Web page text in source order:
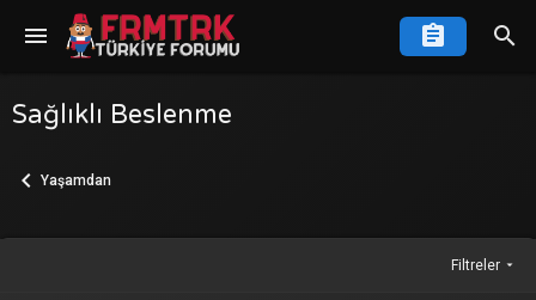
Sağlıklı Beslenme
Yaşamdan
Filtreler